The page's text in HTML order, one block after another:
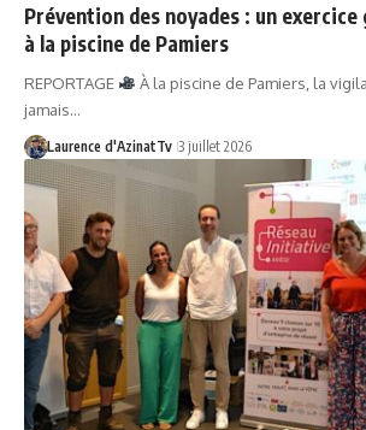
Prévention des noyades : un
à la piscine de Pamiers
REPORTAGE
À la piscine de Pamiers, la
jamais…
Laurence d'AzinatTv 3 juillet 2026